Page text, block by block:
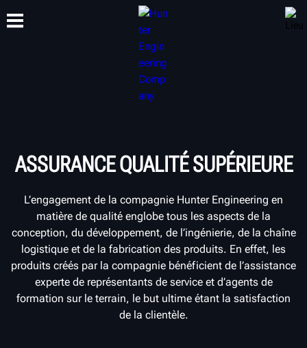
FORMATION
ASSURANCE QUALITÉ SUPÉRIEURE
L’engagement de la compagnie Hunter Engineering en
matière de qualité englobe tous les aspects de la
conception, du développement, de l’ingénierie, de la chaîne
logistique et de la fabrication des produits. En effet, les
produits créés par la compagnie bénéficient de l’assistance
experte de représentants de service et d’agents de
formation sur le terrain, le but ultime étant la satisfaction
de la clientèle.